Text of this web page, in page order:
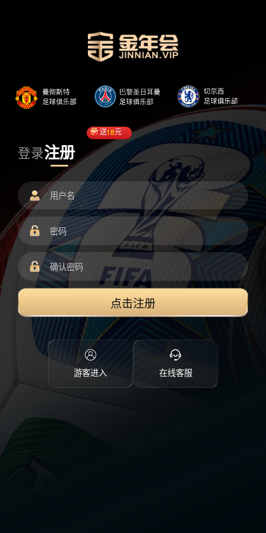
登录注册
送18元
点击注册
游客进入 在线客服